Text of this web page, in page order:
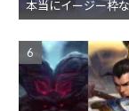
本当にイージー枠